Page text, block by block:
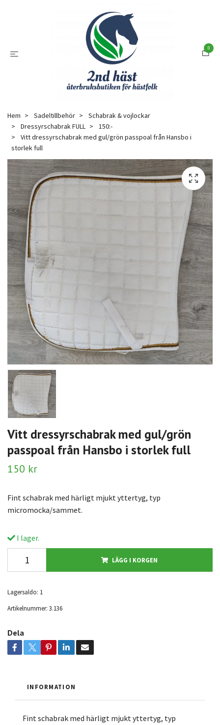
0
Hem Sadeltillbehör
Schabrak & vojlockar
Dressyrschabrak FULL
150:-
Vitt dressyrschabrak med gul/grön passpoal från Hansbo i
storlek full
Vitt dressyrschabrak med gul/grön
passpoal från Hansbo i storlek full
150 kr
Fint schabrak med härligt mjukt yttertyg, typ
micromocka/sammet.
I lager.
LÄGG I KORGEN
Lagersaldo: 1
Artikelnummer: 3.136
Dela
INFORMATION
Fint schabrak med härligt mjukt yttertyg, typ